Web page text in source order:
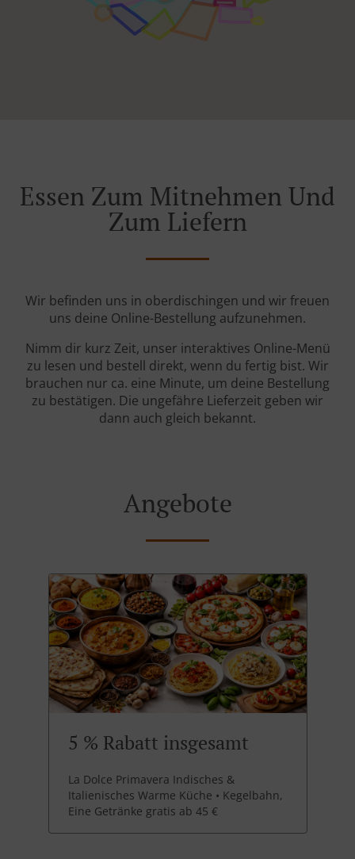
Essen Zum Mitnehmen Und
Zum Liefern
Wir befinden uns in oberdischingen und wir freuen
uns deine Online-Bestellung aufzunehmen.
Nimm dir kurz Zeit, unser interaktives Online-Menü
zu lesen und bestell direkt, wenn du fertig bist. Wir
brauchen nur ca. eine Minute, um deine Bestellung
zu bestätigen. Die ungefähre Lieferzeit geben wir
dann auch gleich bekannt.
Angebote
5 % Rabatt insgesamt
La Dolce Primavera Indisches &
Italienisches Warme Küche • Kegelbahn,
Eine Getränke gratis ab 45 €